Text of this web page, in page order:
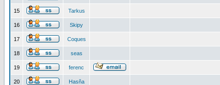
15 Tarkus
16 Skipy
17 Coques
18 seas
19 ferenc
20 Hasňa